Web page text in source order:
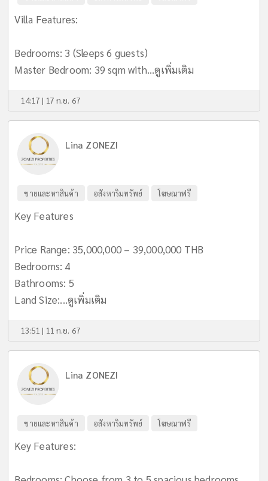
Villa Features:
Bedrooms: 3 (Sleeps 6 guests)
Master Bedroom: 39 sqm with...ดูเพิ่มเติม
14:17 | 17 ก.ย. 67
Lina ZONEZI
ขายและหาสินค้า อสังหาริมทรัพย์ โฆษณาฟรี
Key Features
Price Range: 35,000,000 – 39,000,000 THB
Bedrooms: 4
Bathrooms: 5
Land Size:...ดูเพิ่มเติม
13:51 | 11 ก.ย. 67
Lina ZONEZI
ขายและหาสินค้า อสังหาริมทรัพย์ โฆษณาฟรี
Key Features: